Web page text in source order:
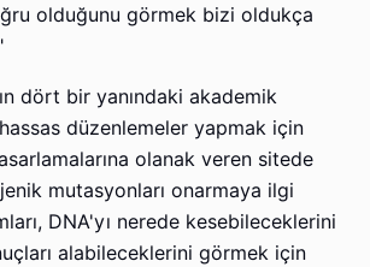
olduğunu görmek bizi oldukça
dört bir yanındaki akademik
hassas düzenlemeler yapmak için
olanak veren sitede
mutasyonları onarmaya ilgi
DNA'yı nerede kesebileceklerini
alabileceklerini görmek için